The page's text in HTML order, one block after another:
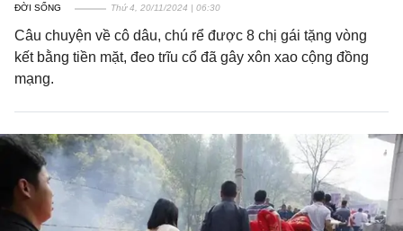
ĐỜI SỐNG Thứ 4, 20/11/2024 | 06:30
Câu chuyện về cô dâu, chú rể được 8 chị gái tặng vòng
kết bằng tiền mặt, đeo trĩu cổ đã gây xôn xao cộng đồng
mạng.